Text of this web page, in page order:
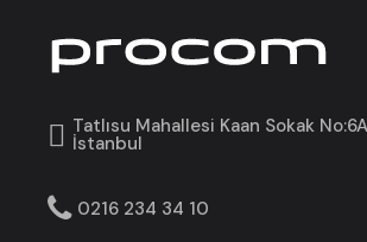
Tatlısu Mahallesi Kaan Sokak
İstanbul
0216 234 34 10